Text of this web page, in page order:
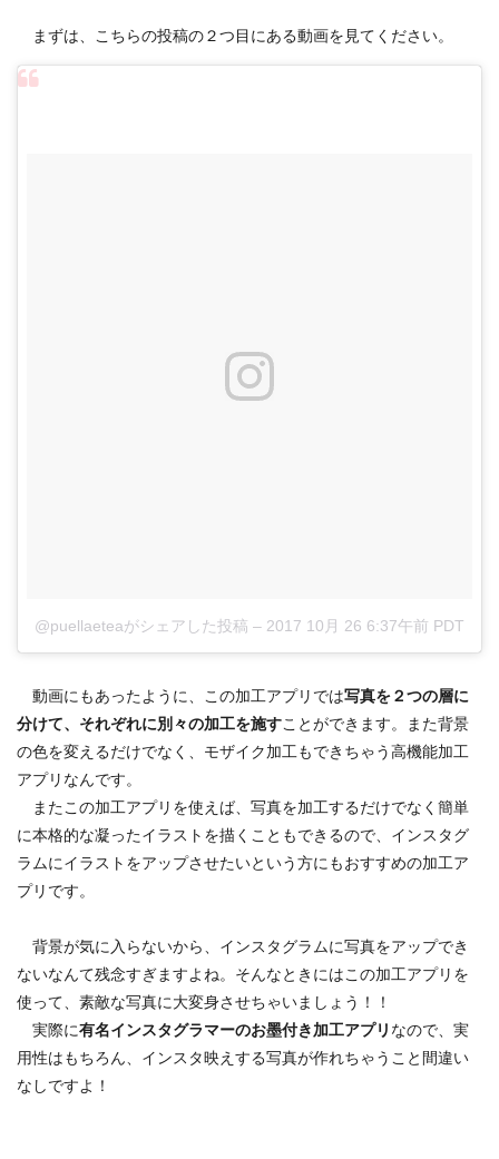
まずは、こちらの投稿の２つ目にある動画を見てください。
@puellaeteaがシェアした投稿 – 2017 10月 26 6:37午前 PDT
動画にもあったように、この加工アプリでは写真を２つの層に
分けて、それぞれに別々の加工を施すことができます。また背景
の色を変えるだけでなく、モザイク加工もできちゃう高機能加工
アプリなんです。
またこの加工アプリを使えば、写真を加工するだけでなく簡単
に本格的な凝ったイラストを描くこともできるので、インスタグ
ラムにイラストをアップさせたいという方にもおすすめの加工ア
プリです。
背景が気に入らないから、インスタグラムに写真をアップでき
ないなんて残念すぎますよね。そんなときにはこの加工アプリを
使って、素敵な写真に大変身させちゃいましょう！！
実際に有名インスタグラマーのお墨付き加工アプリ なので、実
用性はもちろん、インスタ映えする写真が作れちゃうこと間違い
なしですよ！